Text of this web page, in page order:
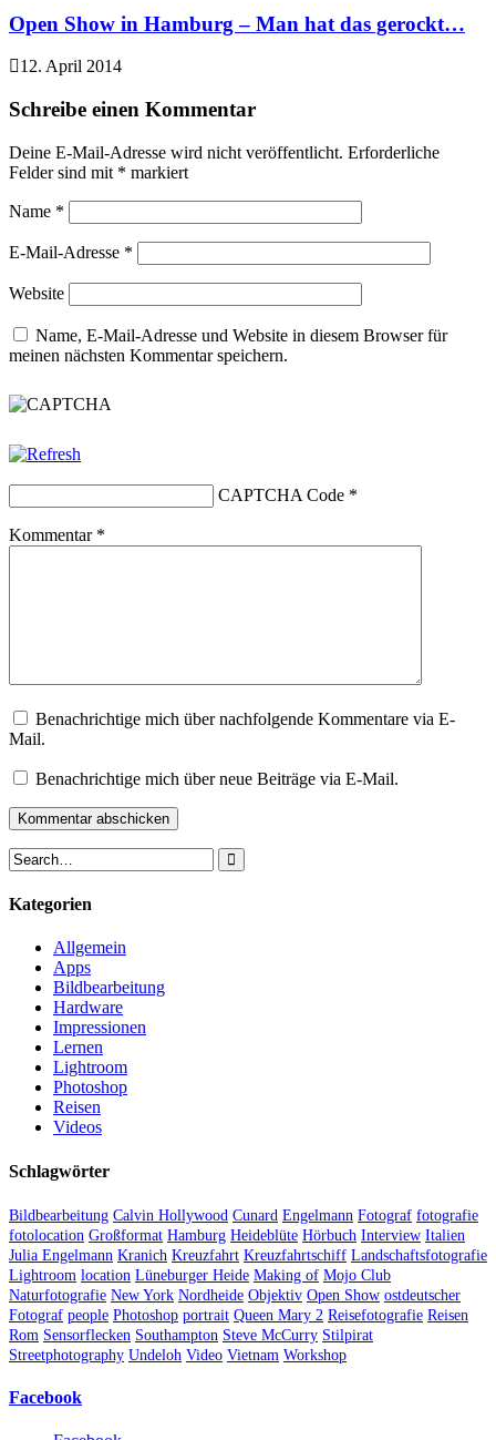
Open Show in Hamburg – Man hat das gerockt…
12. April 2014
Schreibe einen Kommentar
Deine E-Mail-Adresse wird nicht veröffentlicht. Erforderliche
Felder sind mit * markiert
Name *
E-Mail-Adresse *
Website
Name, E-Mail-Adresse und Website in diesem Browser für
meinen nächsten Kommentar speichern.
CAPTCHA Code *
Kommentar *
Benachrichtige mich über nachfolgende Kommentare via E-
Mail.
Benachrichtige mich über neue Beiträge via E-Mail.
Kategorien
Allgemein
Apps
Bildbearbeitung
Hardware
Impressionen
Lernen
Lightroom
Photoshop
Reisen
Videos
Schlagwörter
Bildbearbeitung Calvin Hollywood Cunard Engelmann Fotograf fotografie
fotolocation Großformat Hamburg Heideblüte Hörbuch Interview Italien
Julia Engelmann Kranich Kreuzfahrt Kreuzfahrtschiff Landschaftsfotografie
Lightroom location Lüneburger Heide Making of Mojo Club
Naturfotografie New York Nordheide Objektiv Open Show ostdeutscher
Fotograf people Photoshop portrait Queen Mary 2 Reisefotografie Reisen
Rom Sensorflecken Southampton Steve McCurry Stilpirat
Streetphotography Undeloh Video Vietnam Workshop
Facebook